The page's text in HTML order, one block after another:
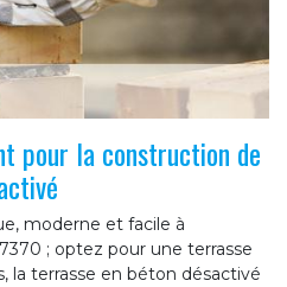
pour la construction de
moderne et facile à
; optez pour une terrasse
la terrasse en béton désactivé